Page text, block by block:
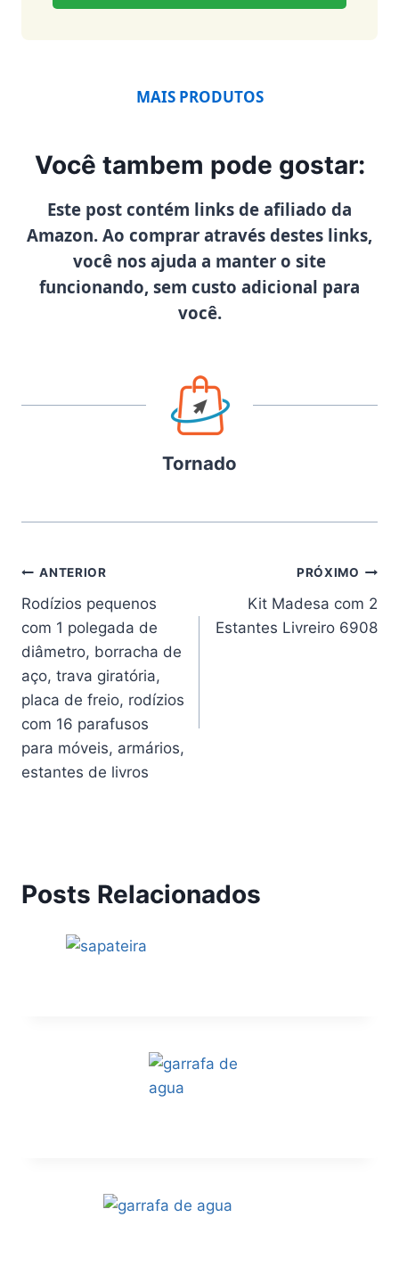
MAIS PRODUTOS
Você tambem pode gostar:
Este post contém links de afiliado da
Amazon. Ao comprar através destes links,
você nos ajuda a manter o site
funcionando, sem custo adicional para
você.
Tornado
Navegação
de
Post
ANTERIOR
Rodízios pequenos
com 1 polegada de
diâmetro, borracha de
aço, trava giratória,
placa de freio, rodízios
com 16 parafusos
para móveis, armários,
estantes de livros
PRÓXIMO
Kit Madesa com 2
Estantes Livreiro 6908
Posts Relacionados